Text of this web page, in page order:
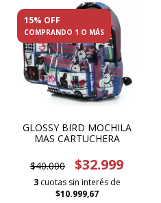
15% OFF
COMPRANDO 1 O MÁS
GLOSSY BIRD MOCHILA
MAS CARTUCHERA
$40.000 $32.999
3 cuotas sin interés de
$10.999,67